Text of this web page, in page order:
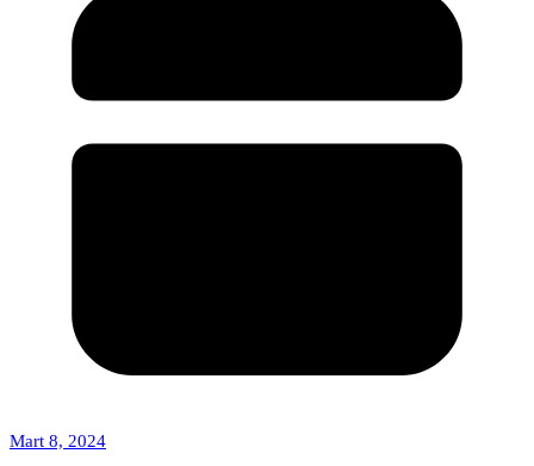
Mart 8, 2024